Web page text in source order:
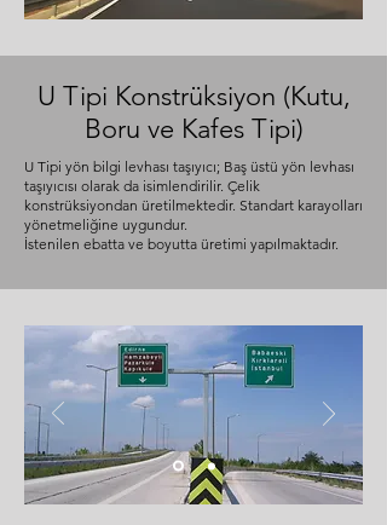
U Tipi Konstrüksiyon (Kutu,
Boru ve Kafes Tipi)
U Tipi yön bilgi levhası taşıyıcı; Baş üstü yön levhası
taşıyıcısı olarak da isimlendirilir. Çelik
konstrüksiyondan üretilmektedir. Standart karayolları
yönetmeliğine uygundur.
İstenilen ebatta ve boyutta üretimi yapılmaktadır.